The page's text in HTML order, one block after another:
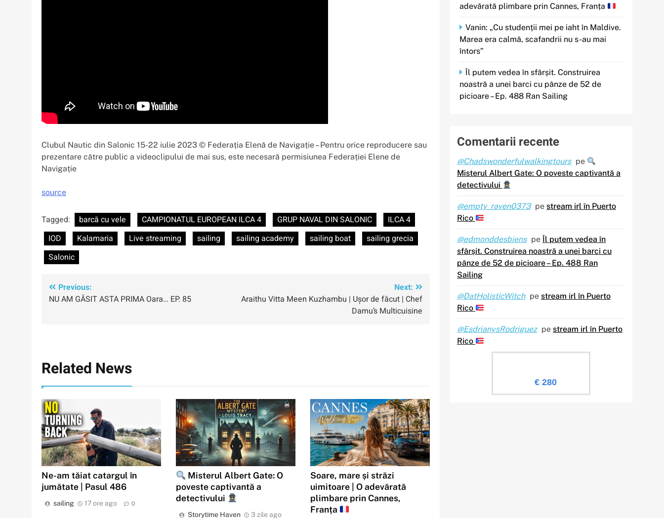
Clubul Nautic din Salonic 15-22 iulie 2023 © Federația Elenă de Navigație – Pentru orice reproducere sau
prezentare către public a videoclipului de mai sus, este necesară permisiunea Federației Elene de
Navigație
source
Tagged: barcă cu vele CAMPIONATUL EUROPEAN ILCA 4 GRUP NAVAL DIN SALONIC
ILCA 4
IOD
Kalamaria Live streaming sailing sailing academy sailing boat
sailing grecia
Salonic
Navigare
în
Previous:
NU AM GĂSIT ASTA PRIMA Oara… EP. 85
Next:
Araithu Vitta Meen Kuzhambu | Ușor de făcut | Chef
Damu’s Multicuisine
Related News
Ne-am tăiat catargul în
jumătate | Pasul 486
sailing 17 ore ago 0
Misterul Albert Gate: O
poveste captivantă a
detectivului
Storytime Haven 3 zile ago
Soare, mare și străzi
uimitoare | O adevărată
plimbare prin Cannes,
Franța
adevărată plimbare prin Cannes, Franța
Vanin: „Cu studenții mei pe iaht în Maldive.
Marea era calmă, scafandrii nu s-au mai
întors”
Îl putem vedea în sfârșit. Construirea
noastră a unei barci cu pânze de 52 de
picioare – Ep. 488 Ran Sailing
Comentarii recente
@Chadswonderfulwalkingtours pe
Misterul Albert Gate: O poveste captivantă a
detectivului
@empty_raven0373 pe stream irl în Puerto
Rico
@edmonddesbiens pe Îl putem vedea în
sfârșit. Construirea noastră a unei barci cu
pânze de 52 de picioare – Ep. 488 Ran
Sailing
@DatHolisticWitch pe stream irl în Puerto
Rico
@EsdrianysRodriguez pe stream irl în Puerto
Rico
€ 280